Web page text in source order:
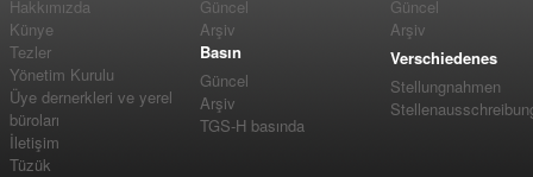
Hakkımızda
Künye
Tezler
Yönetim Kurulu
Üye dernerkleri ve yerel
büroları
İletişim
Tüzük
Güncel
Arşiv
Basın
Güncel
Arşiv
TGS-H basında
Güncel
Arşiv
Verschiedenes
Stellungnahmen